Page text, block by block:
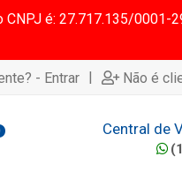
é: 27.717.135/0001-
- Entrar | Não é
Central de